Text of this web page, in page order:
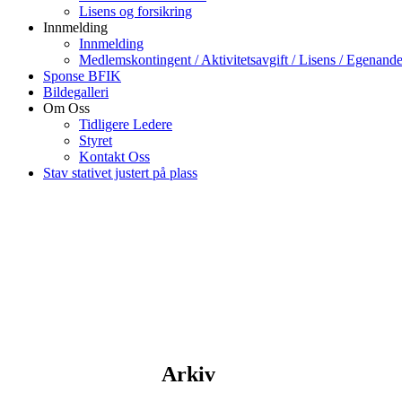
Lisens og forsikring
Innmelding
Innmelding
Medlemskontingent / Aktivitetsavgift / Lisens /
Sponse BFIK
Bildegalleri
Om Oss
Tidligere Ledere
Styret
Kontakt Oss
Stav stativet justert på plass
Arkiv